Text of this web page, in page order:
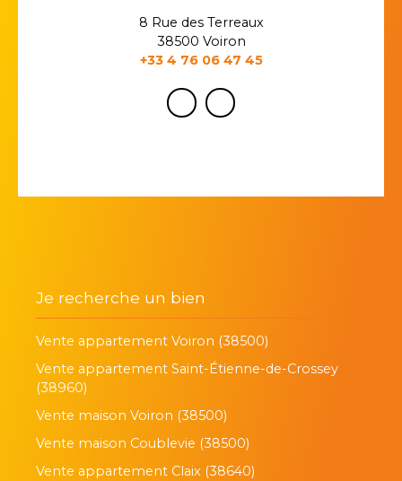
8 Rue des Terreaux
38500 Voiron
+33 4 76 06 47 45
Je recherche un bien
Vente appartement Voiron (38500)
Vente appartement Saint-Étienne-de-Crossey
(38960)
Vente maison Voiron (38500)
Vente maison Coublevie (38500)
Vente appartement Claix (38640)